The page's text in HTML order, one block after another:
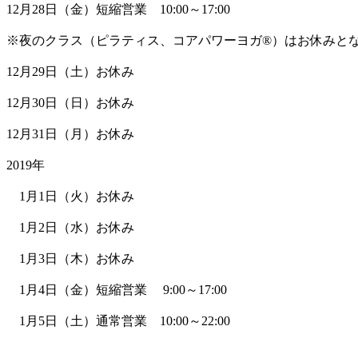
12月28日（金）短縮営業 10:00～17:00
※夜のクラス（ピラティス、コアパワーヨガ®）はお休みと
12月29日（土）お休み
12月30日（日）お休み
12月31日（月）お休み
2019年
1月1日（火）お休み
1月2日（水）お休み
1月3日（木）お休み
1月4日（金）短縮営業 9:00～17:00
1月5日（土）通常営業 10:00～22:00